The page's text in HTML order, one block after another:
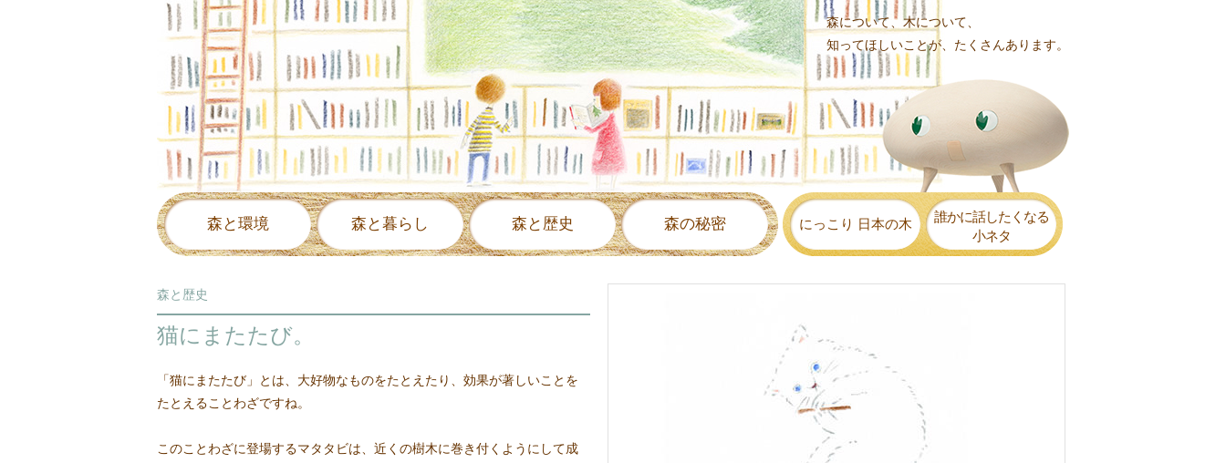
森について、木について、
知ってほしいことが、たくさんあります。
森と環境 森と暮らし 森と歴史 森の秘密 にっこり 日本の木
誰かに話したくなる
小ネタ
森と歴史
猫にまたたび。
「猫にまたたび」とは、大好物なものをたとえたり、効果が著しいことを
たとえることわざですね。
このことわざに登場するマタタビは、近くの樹木に巻き付くようにして成